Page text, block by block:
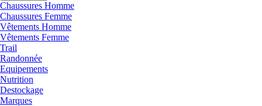
Chaussures Homme
Chaussures Femme
Vêtements Homme
Vêtements Femme
Trail
Randonnée
Equipements
Nutrition
Destockage
Marques